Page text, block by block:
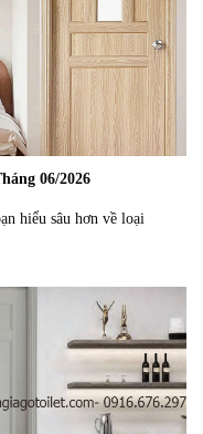
06/2026
hiểu sâu hơn về loại